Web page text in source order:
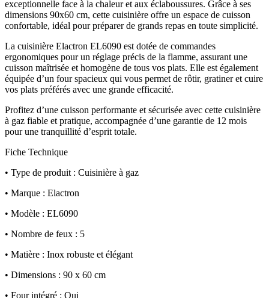
exceptionnelle face à la chaleur et aux éclaboussures. Grâce à ses
dimensions 90x60 cm, cette cuisinière offre un espace de cuisson
confortable, idéal pour préparer de grands repas en toute simplicité.
La cuisinière Elactron EL6090 est dotée de commandes
ergonomiques pour un réglage précis de la flamme, assurant une
cuisson maîtrisée et homogène de tous vos plats. Elle est également
équipée d’un four spacieux qui vous permet de rôtir, gratiner et cuire
vos plats préférés avec une grande efficacité.
Profitez d’une cuisson performante et sécurisée avec cette cuisinière
à gaz fiable et pratique, accompagnée d’une garantie de 12 mois
pour une tranquillité d’esprit totale.
Fiche Technique
• Type de produit : Cuisinière à gaz
• Marque : Elactron
• Modèle : EL6090
• Nombre de feux : 5
• Matière : Inox robuste et élégant
• Dimensions : 90 x 60 cm
• Four intégré : Oui